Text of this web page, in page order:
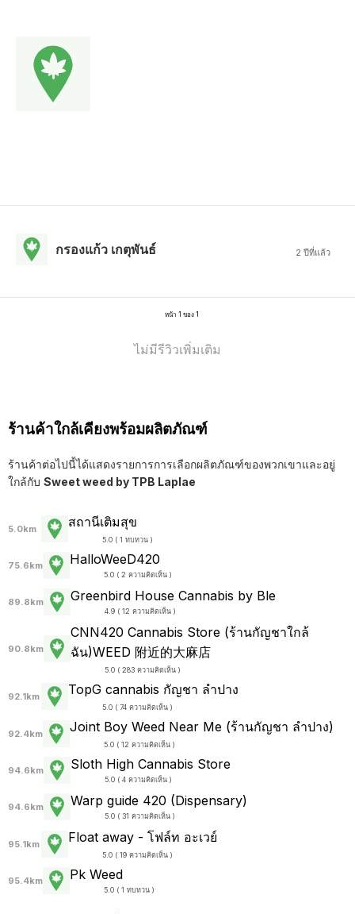
กรองแก้ว เกตุพันธ์ 2 ปีที่แล้ว
หน้า 1 ของ 1
ไม่มีรีวิวเพิ่มเติม
ร้านค้าใกล้เคียงพร้อมผลิตภัณฑ์
ร้านค้าต่อไปนี้ได้แสดงรายการการเลือกผลิตภัณฑ์ของพวกเขาและอยู่
ใกล้กับ Sweet weed by TPB Laplae
5.0km สถานีเติมสุข
5.0 ( 1 ทบทวน )
75.6km HalloWeeD420
5.0 ( 2 ความคิดเห็น )
89.8km Greenbird House Cannabis by Ble
4.9 ( 12 ความคิดเห็น )
90.8km
CNN420 Cannabis Store (ร้านกัญชาใกล้
ฉัน)WEED 附近的大麻店
5.0 ( 283 ความคิดเห็น )
92.1km TopG cannabis กัญชา ลำปาง
5.0 ( 74 ความคิดเห็น )
92.4km Joint Boy Weed Near Me (ร้านกัญชา ลำปาง)
5.0 ( 12 ความคิดเห็น )
94.6km Sloth High Cannabis Store
5.0 ( 4 ความคิดเห็น )
94.6km Warp guide 420 (Dispensary)
5.0 ( 31 ความคิดเห็น )
95.1km Float away - โฟล์ท อะเวย์
5.0 ( 19 ความคิดเห็น )
95.4km Pk Weed
5.0 ( 1 ทบทวน )